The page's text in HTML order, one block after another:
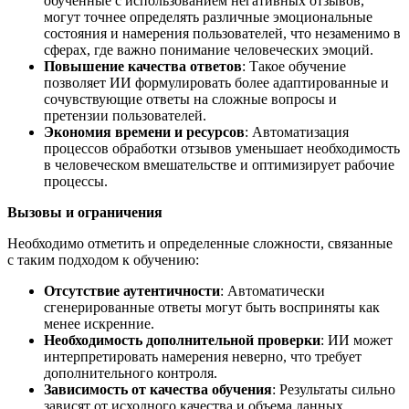
могут точнее определять различные эмоциональные
состояния и намерения пользователей, что незаменимо в
сферах, где важно понимание человеческих эмоций.
Повышение качества ответов: Такое обучение
позволяет ИИ формулировать более адаптированные и
сочувствующие ответы на сложные вопросы и
претензии пользователей.
Экономия времени и ресурсов: Автоматизация
процессов обработки отзывов уменьшает необходимость
в человеческом вмешательстве и оптимизирует рабочие
процессы.
Вызовы и ограничения
Необходимо отметить и определенные сложности, связанные
с таким подходом к обучению:
Отсутствие аутентичности: Автоматически
сгенерированные ответы могут быть восприняты как
менее искренние.
Необходимость дополнительной проверки: ИИ может
интерпретировать намерения неверно, что требует
дополнительного контроля.
Зависимость от качества обучения: Результаты сильно
зависят от исходного качества и объема данных.